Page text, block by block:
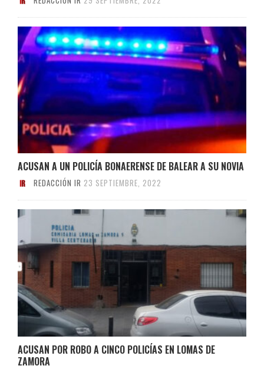
ACUSAN A UN POLICÍA BONAERENSE DE BALEAR A SU NOVIA
REDACCIÓN IR 23 SEPTIEMBRE, 2022
ACUSAN POR ROBO A CINCO POLICÍAS EN LOMAS DE
ZAMORA